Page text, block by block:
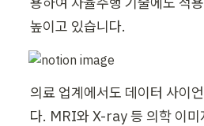
높이고 있습니다.
의료 업계에서도 데이터 사이
다. MRI와 X-ray 등 의학 이미